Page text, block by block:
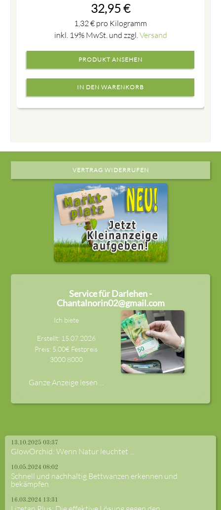
32,95 €
1,32 € pro Kilogramm
inkl. 19% MwSt. und zzgl. Versand
PRODUKT ANSEHEN
VERTRAG WIDERRUFEN
Service für Darlehen -
Chantalnorin02@gmail.com
Ich biete
Erstellt: 15.07.2026
Preis: 5,00€ Festpreis
3000 8000
Ganze Anzeige lesen ...
13.10.2025 03:37
GlowOrchid: Wenn Natur leuchtet ...
10.05.2024 08:02
Schnell und nachhaltig Bettwanzen erkennen und
bekämpfen
16.03.2024 13:31